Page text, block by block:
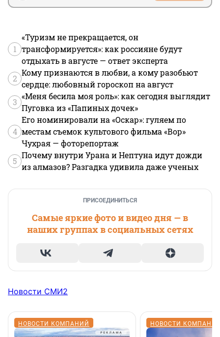
1
«Туризм не прекращается, он
трансформируется»: как россияне будут
отдыхать в августе — ответ эксперта
2
Кому признаются в любви, а кому разобьют
сердце: любовный гороскоп на август
3
«Меня бесила моя роль»: как сегодня выглядит
Пуговка из «Папиных дочек»
4
Его номинировали на «Оскар»: гуляем по
местам съемок культового фильма «Вор»
Чухрая — фоторепортаж
5
Почему внутри Урана и Нептуна идут дожди
из алмазов? Разгадка удивила даже ученых
ПРИСОЕДИНИТЬСЯ
Самые яркие фото и видео дня — в
наших группах в социальных сетях
Новости СМИ2
НОВОСТИ КОМПАНИЙ НОВОСТИ